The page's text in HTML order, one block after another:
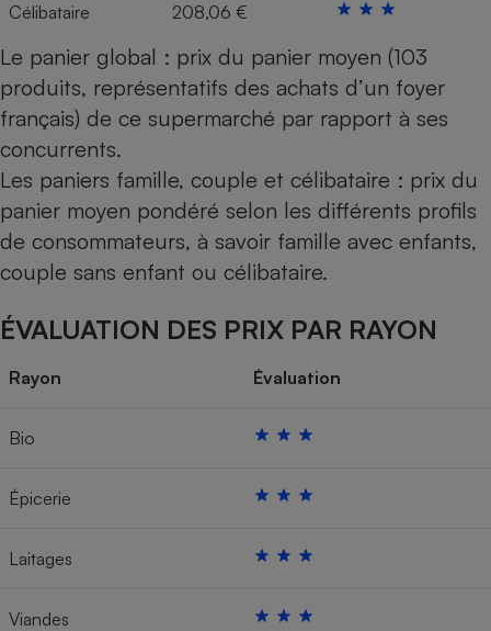
Célibataire 208,06 €
Le panier global : prix du panier moyen (103
produits, représentatifs des achats d’un foyer
français) de ce supermarché par rapport à ses
concurrents.
Les paniers famille, couple et célibataire : prix du
panier moyen pondéré selon les différents profils
de consommateurs, à savoir famille avec enfants,
couple sans enfant ou célibataire.
ÉVALUATION DES PRIX PAR RAYON
Rayon Évaluation
Bio
Épicerie
Laitages
Viandes